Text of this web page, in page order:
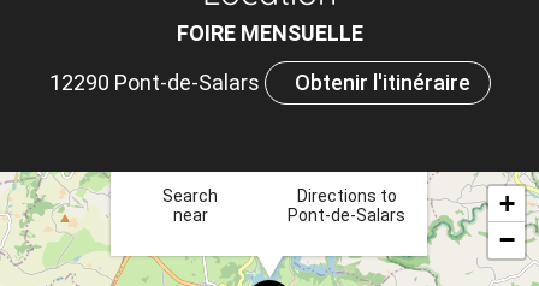
FOIRE MENSUELLE
12290 Pont-de-Salars
Obtenir l'itinéraire
Search
near
Directions to
Pont-de-Salars
+
−